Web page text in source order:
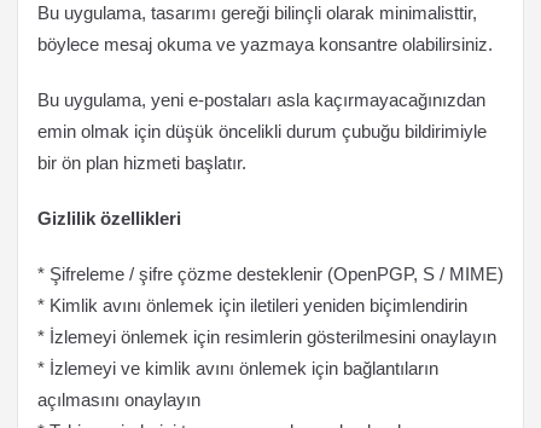
Bu uygulama, tasarımı gereği bilinçli olarak minimalisttir,
böylece mesaj okuma ve yazmaya konsantre olabilirsiniz.
Bu uygulama, yeni e-postaları asla kaçırmayacağınızdan
emin olmak için düşük öncelikli durum çubuğu bildirimiyle
bir ön plan hizmeti başlatır.
Gizlilik özellikleri
* Şifreleme / şifre çözme desteklenir (OpenPGP, S / MIME)
* Kimlik avını önlemek için iletileri yeniden biçimlendirin
* İzlemeyi önlemek için resimlerin gösterilmesini onaylayın
* İzlemeyi ve kimlik avını önlemek için bağlantıların
açılmasını onaylayın